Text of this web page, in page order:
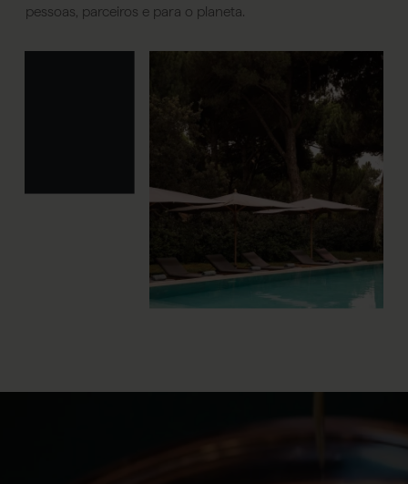
pessoas, parceiros e para o planeta.